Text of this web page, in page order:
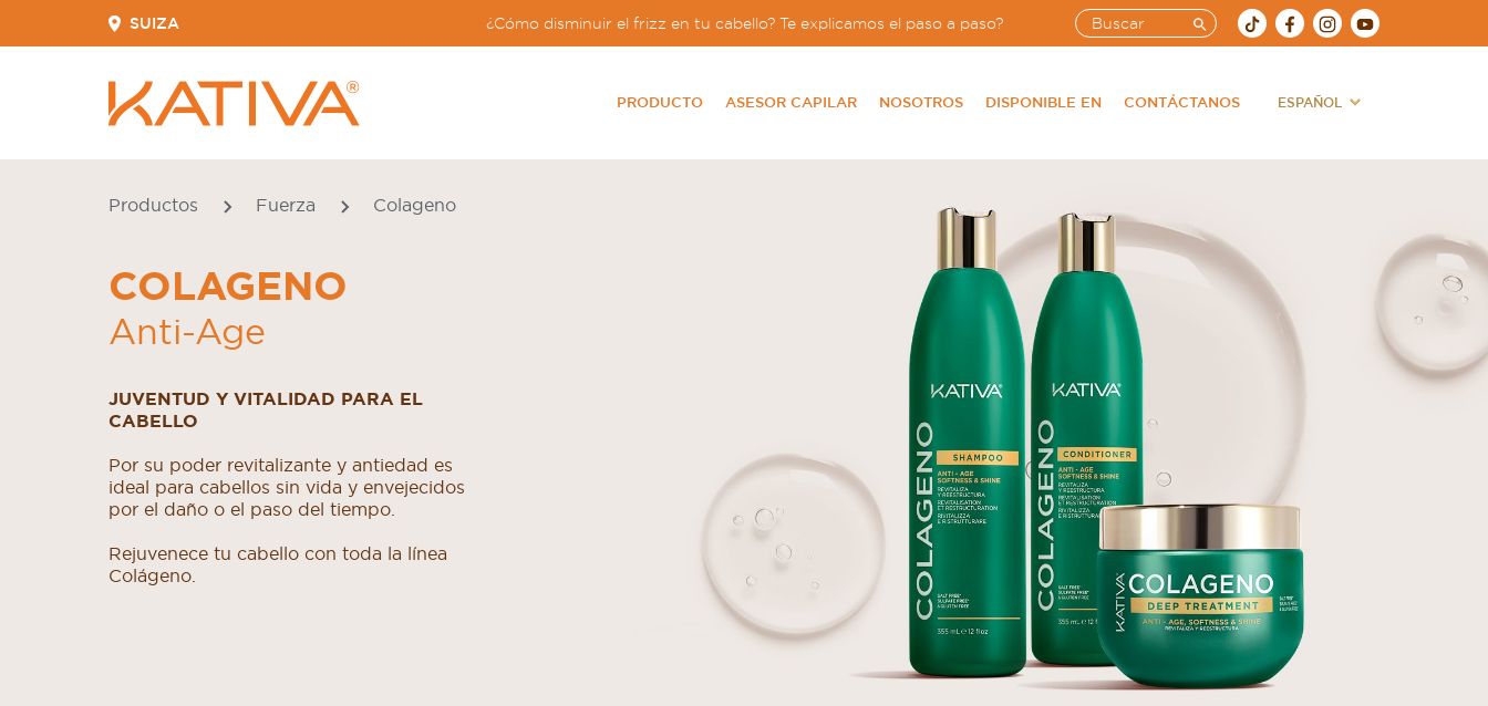
SUIZA ¿Cómo disminuir el frizz en tu cabello? Te explicamos el paso a paso?
PRODUCTO ASESOR CAPILAR NOSOTROS DISPONIBLE EN CONTÁCTANOS
Productos Fuerza Colageno
COLAGENO
Anti-Age
JUVENTUD Y VITALIDAD PARA EL
CABELLO
Por su poder revitalizante y antiedad es
ideal para cabellos sin vida y envejecidos
por el daño o el paso del tiempo.
Rejuvenece tu cabello con toda la línea
Colágeno.